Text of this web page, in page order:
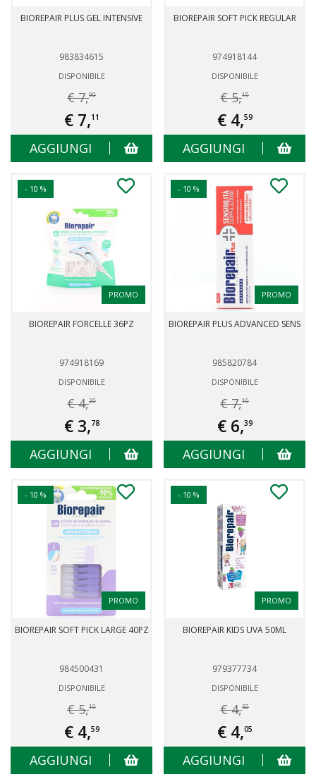
BIOREPAIR PLUS GEL INTENSIVE
983834615
DISPONIBILE
€ 7,90
€ 7,11
AGGIUNGI
BIOREPAIR SOFT PICK REGULAR
974918144
DISPONIBILE
€ 5,10
€ 4,59
AGGIUNGI
- 10 %
PROMO
BIOREPAIR FORCELLE 36PZ
974918169
DISPONIBILE
€ 4,20
€ 3,78
AGGIUNGI
- 10 %
PROMO
BIOREPAIR PLUS ADVANCED SENS
985820784
DISPONIBILE
€ 7,10
€ 6,39
AGGIUNGI
- 10 %
PROMO
BIOREPAIR SOFT PICK LARGE 40PZ
984500431
DISPONIBILE
€ 5,10
€ 4,59
AGGIUNGI
- 10 %
PROMO
BIOREPAIR KIDS UVA 50ML
979377734
DISPONIBILE
€ 4,50
€ 4,05
AGGIUNGI